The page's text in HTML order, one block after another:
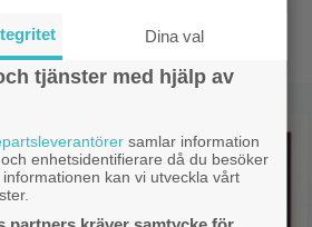
Dina val
tjänster med hjälp av
samlar information
enhetsidentifierare då du besöker
kan vi utveckla vårt